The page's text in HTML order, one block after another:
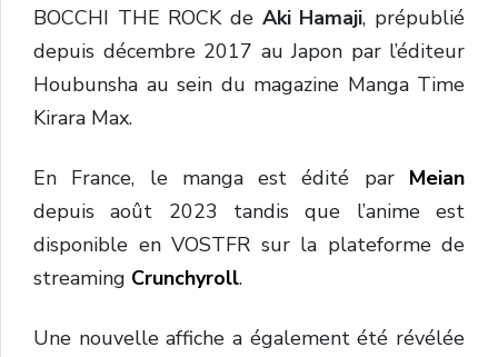
BOCCHI THE ROCK de Aki Hamaji, prépublié
depuis décembre 2017 au Japon par l’éditeur
Houbunsha au sein du magazine Manga Time
Kirara Max.
En France, le manga est édité par Meian
depuis août 2023 tandis que l’anime est
disponible en VOSTFR sur la plateforme de
streaming Crunchyroll.
Une nouvelle affiche a également été révélée